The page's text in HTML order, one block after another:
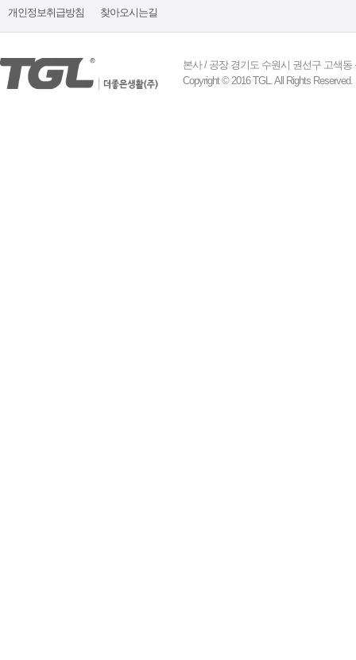
개인정보취급방침 찾아오시는길
본사 / 공장 경기도 수원시 권선구 고색동
Copyright © 2016 TGL. All Rights Reserved.